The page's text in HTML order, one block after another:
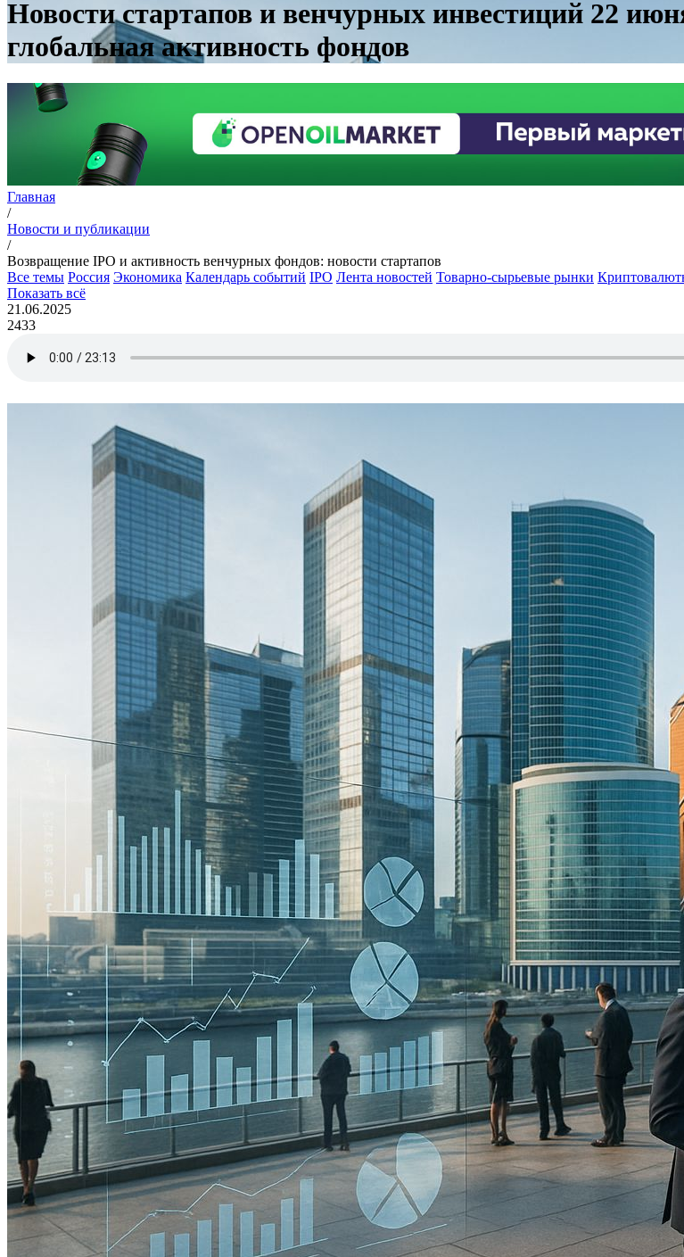
Новости стартапов и венчурных инвестиций 22
глобальная активность фондов
Главная
/
Новости и публикации
/
Возвращение IPO и активность венчурных фондов: новости стартапов
Все темы Россия Экономика Календарь событий IPO Лента новостей Товарно-сырьевые рынки
Показать всё
21.06.2025
2433